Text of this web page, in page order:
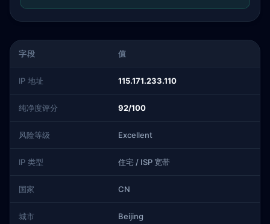
字段 值
IP 地址 115.171.233.110
纯净度评分 92/100
风险等级 Excellent
IP 类型 住宅 / ISP 宽带
国家 CN
城市 Beijing